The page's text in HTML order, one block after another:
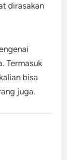
dirasakan
Termasuk
bisa
juga.